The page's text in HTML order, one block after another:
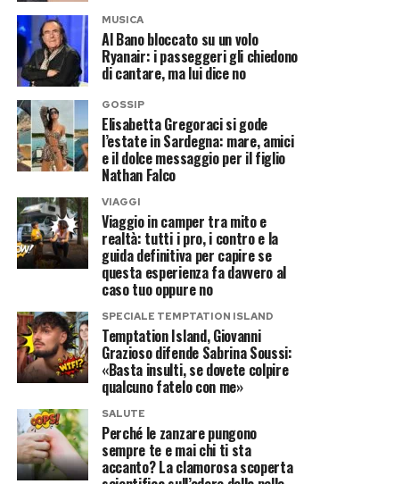
MUSICA
Al Bano bloccato su un volo
Ryanair: i passeggeri gli chiedono
di cantare, ma lui dice no
GOSSIP
Elisabetta Gregoraci si gode
l’estate in Sardegna: mare, amici
e il dolce messaggio per il figlio
Nathan Falco
VIAGGI
Viaggio in camper tra mito e
realtà: tutti i pro, i contro e la
guida definitiva per capire se
questa esperienza fa davvero al
caso tuo oppure no
SPECIALE TEMPTATION ISLAND
Temptation Island, Giovanni
Grazioso difende Sabrina Soussi:
«Basta insulti, se dovete colpire
qualcuno fatelo con me»
SALUTE
Perché le zanzare pungono
sempre te e mai chi ti sta
accanto? La clamorosa scoperta